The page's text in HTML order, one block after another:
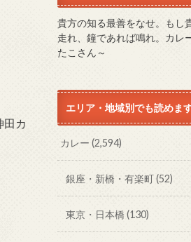
田カ
貴方の知る最善をなせ。もし
走れ、鐘であれば鳴れ。カレ
たこさん～
エリア・地域別でも読めま
カレー(2,594)
銀座・新橋・有楽町(52)
東京・日本橋 (130)